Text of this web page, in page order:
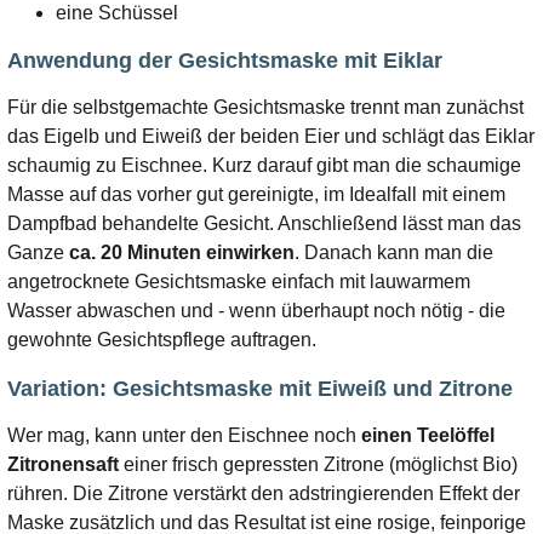
eine Schüssel
Anwendung der Gesichtsmaske mit Eiklar
Für die selbstgemachte Gesichtsmaske trennt man zunächst
das Eigelb und Eiweiß der beiden Eier und schlägt das Eiklar
schaumig zu Eischnee. Kurz darauf gibt man die schaumige
Masse auf das vorher gut gereinigte, im Idealfall mit einem
Dampfbad behandelte Gesicht. Anschließend lässt man das
Ganzeca. 20 Minuten einwirken. Danach kann man die
angetrocknete Gesichtsmaske einfach mit lauwarmem
Wasser abwaschen und - wenn überhaupt noch nötig - die
gewohnte Gesichtspflege auftragen.
Variation: Gesichtsmaske mit Eiweiß und Zitrone
Wer mag, kann unter den Eischnee nocheinen Teelöffel
Zitronensaft einer frisch gepressten Zitrone (möglichst Bio)
rühren. Die Zitrone verstärkt den adstringierenden Effekt der
Maske zusätzlich und das Resultat ist eine rosige, feinporige